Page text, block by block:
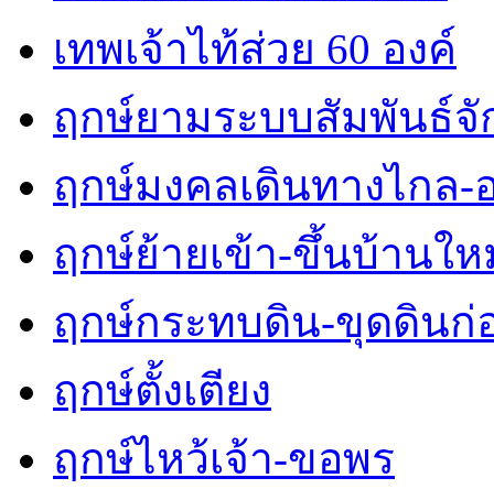
เทพเจ้าไท้ส่วย 60 องค์
ฤกษ์ยามระบบสัมพันธ์จั
ฤกษ์มงคลเดินทางไกล-
ฤกษ์ย้ายเข้า-ขึ้นบ้านใ
ฤกษ์กระทบดิน-ขุดดินก่
ฤกษ์ตั้งเตียง
ฤกษ์ไหว้เจ้า-ขอพร